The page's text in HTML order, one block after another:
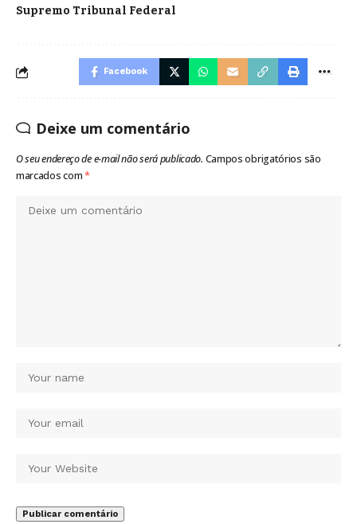
Supremo Tribunal Federal
Facebook
Deixe um comentário
O seu endereço de e-mail não será publicado. Campos obrigatórios são
marcados com*